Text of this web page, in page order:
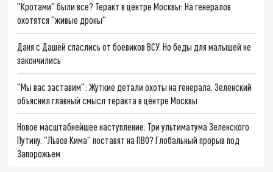
"Кротами" были все? Теракт в центре Москвы: На генералов
охотятся "живые дроны"
Даня с Дашей спаслись от боевиков ВСУ. Но беды для малышей не
закончились
"Мы вас заставим": Жуткие детали охоты на генерала. Зеленский
объяснил главный смысл теракта в центре Москвы
Новое масштабнейшее наступление. Три ультиматума Зеленского
Путину. "Львов Кима" поставят на ПВО? Глобальный прорыв под
Запорожьем